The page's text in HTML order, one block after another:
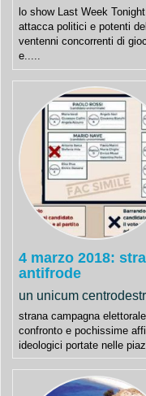
lo show Last Week
attacca politici e potenti
ventenni concorrenti di
e.....
4 marzo 2018:
antifrode
un unicum
strana campagna
confronto e pochissime
ideologici portate nelle